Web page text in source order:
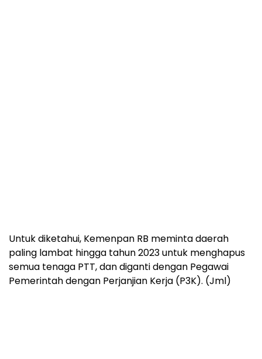
Untuk diketahui, Kemenpan RB meminta daerah
paling lambat hingga tahun 2023 untuk menghapus
semua tenaga PTT, dan diganti dengan Pegawai
Pemerintah dengan Perjanjian Kerja (P3K). (Jml)